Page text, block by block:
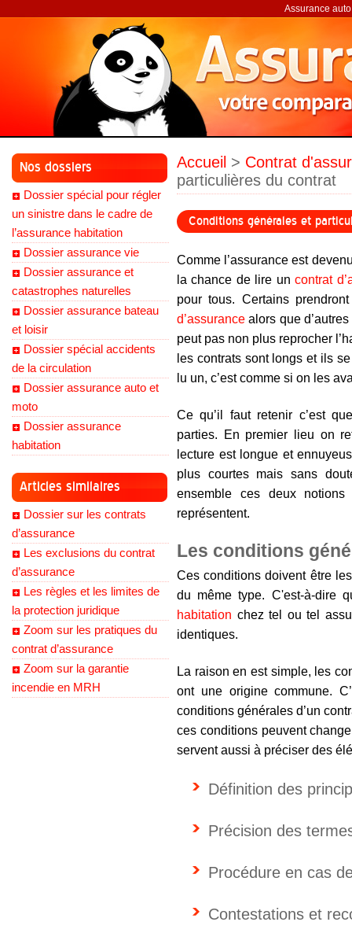
Assurance
Nos dossiers
Dossier spécial pour régler
un sinistre dans le cadre de
l’assurance habitation
Dossier assurance vie
Dossier assurance et
catastrophes naturelles
Dossier assurance bateau
et loisir
Dossier spécial accidents
de la circulation
Dossier assurance auto et
moto
Dossier assurance
habitation
Articles similaires
Dossier sur les contrats
d’assurance
Les exclusions du contrat
d’assurance
Les règles et les limites de
la protection juridique
Zoom sur les pratiques du
contrat d’assurance
Zoom sur la garantie
incendie en MRH
Accueil > Contrat
particulières du contrat
Conditions générales et
Comme l’assurance est
la chance de lire uncontrat
pour tous. Certains
d’assurance alors que
peut pas non plus reprocher
les contrats sont longs et ils
lu un, c’est comme si on les
Ce qu’il faut retenir c’est
parties. En premier lieu on
lecture est longue et
plus courtes mais sans
ensemble ces deux
représentent.
Les conditions
Ces conditions doivent être
du même type. C'est-à-dire
habitation chez tel ou tel
identiques.
La raison en est simple, les
ont une origine commune.
conditions générales d’un
ces conditions peuvent
servent aussi à préciser des
Définition des
Précision des
Procédure en cas
Contestations et